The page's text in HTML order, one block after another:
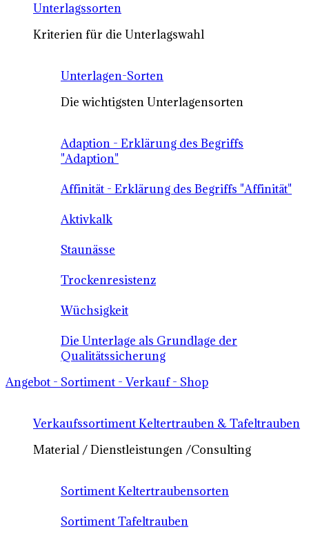
Unterlagssorten
Kriterien für die Unterlagswahl
Unterlagen-Sorten
Die wichtigsten Unterlagensorten
Adaption - Erklärung des Begriffs
"Adaption"
Affinität - Erklärung des Begriffs "Affinität"
Aktivkalk
Staunässe
Trockenresistenz
Wüchsigkeit
Die Unterlage als Grundlage der
Qualitätssicherung
Angebot - Sortiment - Verkauf - Shop
Verkaufssortiment Keltertrauben & Tafeltrauben
Material / Dienstleistungen /Consulting
Sortiment Keltertraubensorten
Sortiment Tafeltrauben